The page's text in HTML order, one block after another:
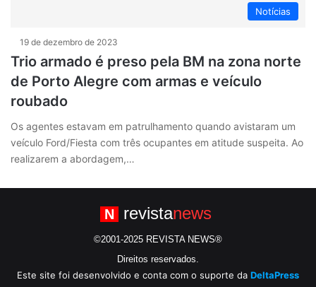
Notícias
19 de dezembro de 2023
Trio armado é preso pela BM na zona norte
de Porto Alegre com armas e veículo
roubado
Os agentes estavam em patrulhamento quando avistaram um
veículo Ford/Fiesta com três ocupantes em atitude suspeita. Ao
realizarem a abordagem,…
N revistanews
©2001-2025 REVISTA NEWS®
Direitos reservados.
Este site foi desenvolvido e conta com o suporte da DeltaPress